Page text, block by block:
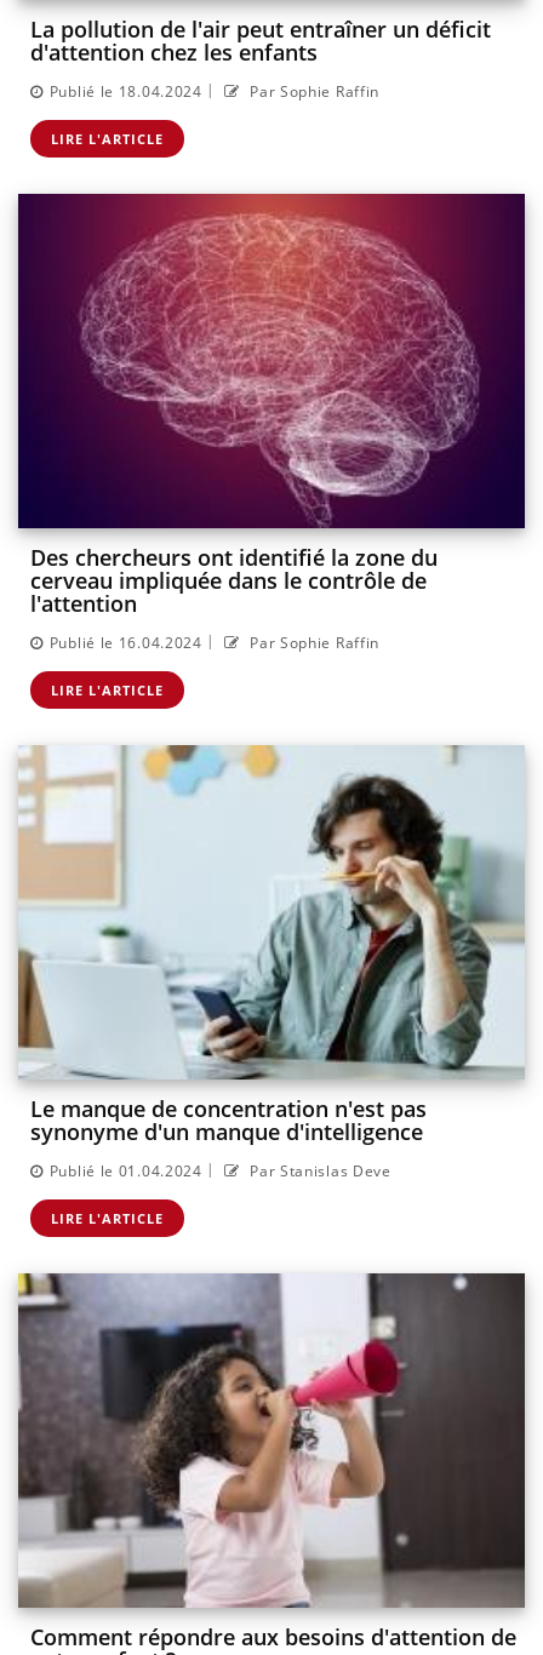
La pollution de l'air peut entraîner un déficit
d'attention chez les enfants
Publié le 18.04.2024 | Par Sophie Raffin
LIRE L'ARTICLE
Des chercheurs ont identifié la zone du
cerveau impliquée dans le contrôle de
l'attention
Publié le 16.04.2024 | Par Sophie Raffin
LIRE L'ARTICLE
Le manque de concentration n'est pas
synonyme d'un manque d'intelligence
Publié le 01.04.2024 | Par Stanislas Deve
LIRE L'ARTICLE
Comment répondre aux besoins d'attention de